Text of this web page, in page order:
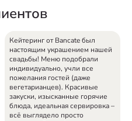
Кейтеринг от Bancate был
настоящим украшением нашей
свадьбы! Меню подобрали
индивидуально, учли все
пожелания гостей (даже
вегетарианцев). Красивые
закуски, изысканные горячие
блюда, идеальная сервировка –
всё выглядело просто